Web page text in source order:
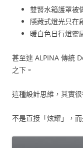
雙腎水箱護罩被
隱藏式燈光只在
暖白色日行燈靈
甚至連 ALPINA 傳統
之下。
這種設計思維，其實很
不是直接「炫耀」，